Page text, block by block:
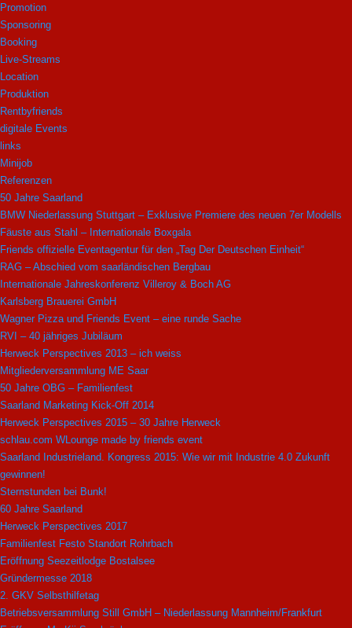
Promotion
Sponsoring
Booking
Live-Streams
Location
Produktion
Rentbyfriends
digitale Events
links
Minijob
Referenzen
50 Jahre Saarland
BMW Niederlassung Stuttgart – Exklusive Premiere des neuen 7er Modells
Fäuste aus Stahl – Internationale Boxgala
Friends offizielle Eventagentur für den „Tag Der Deutschen Einheit“
RAG – Abschied vom saarländischen Bergbau
Internationale Jahreskonferenz Villeroy & Boch AG
Karlsberg Brauerei GmbH
Wagner Pizza und Friends Event – eine runde Sache
RVI – 40 jähriges Jubiläum
Herweck Perspectives 2013 – ich weiss
Mitgliederversammlung ME Saar
50 Jahre OBG – Familienfest
Saarland Marketing Kick-Off 2014
Herweck Perspectives 2015 – 30 Jahre Herweck
schlau.com WLounge made by friends event
Saarland Industrieland. Kongress 2015: Wie wir mit Industrie 4.0 Zukunft
gewinnen!
Sternstunden bei Bunk!
60 Jahre Saarland
Herweck Perspectives 2017
Familienfest Festo Standort Rohrbach
Eröffnung Seezeitlodge Bostalsee
Gründermesse 2018
2. GKV Selbsthilfetag
Betriebsversammlung Still GmbH – Niederlassung Mannheim/Frankfurt